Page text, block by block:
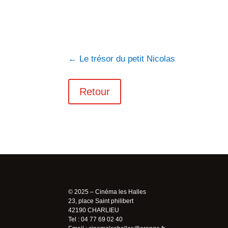
← Le trésor du petit Nicolas
Retour
© 2025 – Cinéma les Halles
23, place Saint philibert
42190 CHARLIEU
Tel : 04 77 69 02 40